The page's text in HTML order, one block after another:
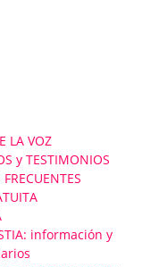
LA VOZ
y TESTIMONIOS
información y